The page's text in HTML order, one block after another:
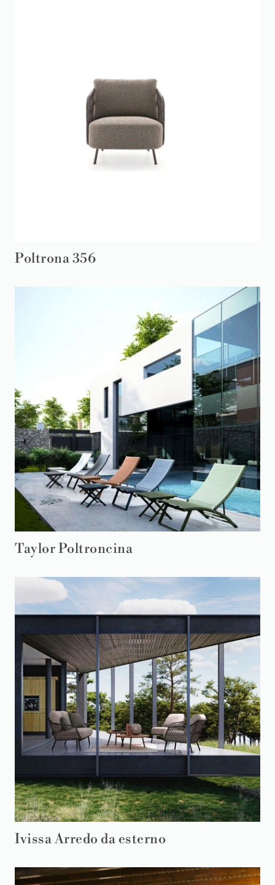
Poltrona 356
Taylor Poltroncina
Ivissa Arredo da esterno